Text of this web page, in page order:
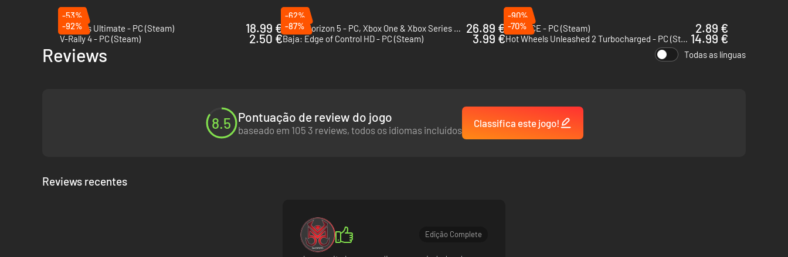
-53%
Le Mans Ultimate - PC (Steam)
18.99 €
-62%
Forza Horizon 5 - PC, Xbox One & Xbox Series X|S (Microsoft Store)
26.89 €
-90%
DRIFT CE - PC (Steam)
2.89 €
-92%
V-Rally 4 - PC (Steam)
2.50 €
-87%
Baja: Edge of Control HD - PC (Steam)
3.99 €
-70%
Hot Wheels Unleashed 2 Turbocharged - PC (Steam) 14.99 €
Reviews Todas as línguas
8.5 Pontuação de review do jogo
baseado em 105 3 reviews, todos os idiomas incluídos
Classifica este jogo!
Reviews recentes
Edição Complete